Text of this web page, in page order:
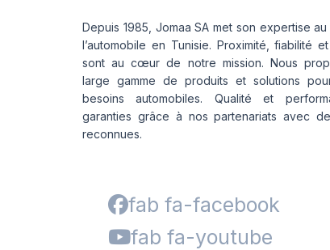
Depuis 1985, Jomaa SA met son expertise
l’automobile en Tunisie. Proximité, fiabilité
sont au cœur de notre mission. Nous
large gamme de produits et solutions
besoins automobiles. Qualité et
garanties grâce à nos partenariats avec
reconnues.
fab fa-facebook
fab fa-youtube